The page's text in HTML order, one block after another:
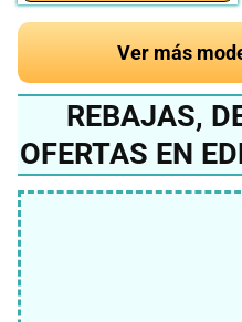
Ver más
REBAJAS,
OFERTAS EN